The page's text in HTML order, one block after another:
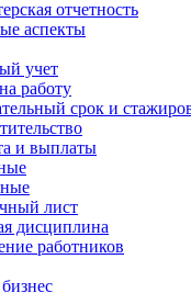
отчетность
аспекты
учет
работу
срок и
и выплаты
лист
дисциплина
работников